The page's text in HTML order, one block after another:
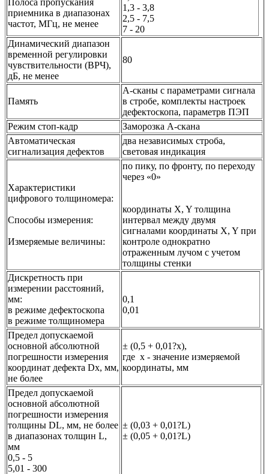
приемника в диапазонах
частот, МГц, не менее
1,3 - 3,8
2,5 - 7,5
7 - 20
Динамический диапазон
временной регулировки
чувствительности (ВРЧ),
дБ, не менее
80
Память
А-сканы с параметрами сигнала
в стробе, комплекты настроек
дефектоскопа, параметрв ПЭП
Режим стоп-кадр
Заморозка А-скана
Автоматическая
сигнализация дефектов
два независимых строба,
световая индикация
Характеристики
цифрового толщиномера:
Способы измерения:
Измеряемые величины:
по пику, по фронту, по переходу
через «0»
координаты X, Y толщина
интервал между двумя
сигналами координаты X, Y при
контроле однократно
отраженным лучом с учетом
толщины стенки
Дискретность при
измерении расстояний,
мм:
в режиме дефектоскопа
в режиме толщиномера
0,1
0,01
Предел допускаемой
основной абсолютной
погрешности измерения
координат дефекта Dх, мм,
не более
± (0,5 + 0,01?x),
где х - значение измеряемой
координаты, мм
Предел допускаемой
основной абсолютной
погрешности измерения
толщины DL, мм, не более
в диапазонах толщин L,
мм
0,5 - 5
5,01 - 300
± (0,03 + 0,01?L)
± (0,05 + 0,01?L)